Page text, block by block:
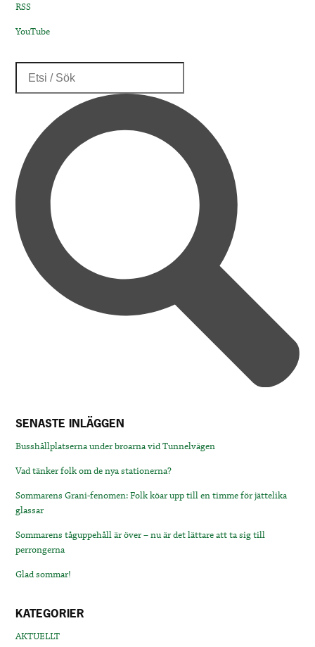
RSS
YouTube
SENASTE INLÄGGEN
Busshållplatserna under broarna vid Tunnelvägen
Vad tänker folk om de nya stationerna?
Sommarens Grani-fenomen: Folk köar upp till en timme för jättelika
glassar
Sommarens tåguppehåll är över – nu är det lättare att ta sig till
perrongerna
Glad sommar!
KATEGORIER
AKTUELLT